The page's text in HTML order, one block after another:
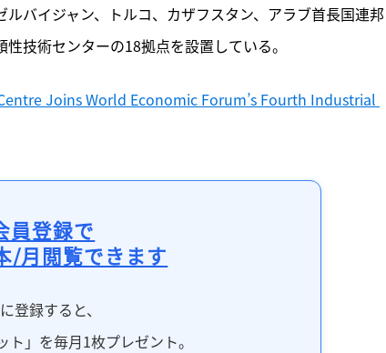
バイジャン、トルコ、カザフスタン、アラブ首長国連邦
技術センターの18拠点を設置している。
Joins World Economic Forum’s Fourth Industrial
員登録で
/月閲覧できます
登録すると、
」を毎月1枚プレゼント。